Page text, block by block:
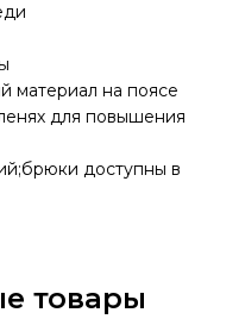
материал на поясе
для повышения
доступны в
товары